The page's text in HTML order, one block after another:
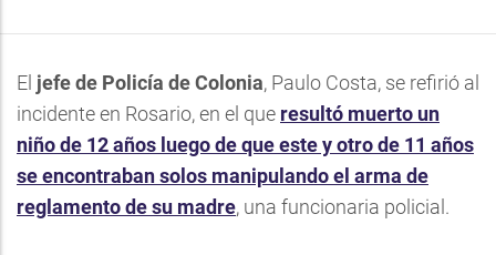
El jefe de Policía de Colonia, Paulo Costa, se refirió al
incidente en Rosario, en el que resultó muerto un
niño de 12 años luego de que este y otro de 11 años
se encontraban solos manipulando el arma de
reglamento de su madre, una funcionaria policial.